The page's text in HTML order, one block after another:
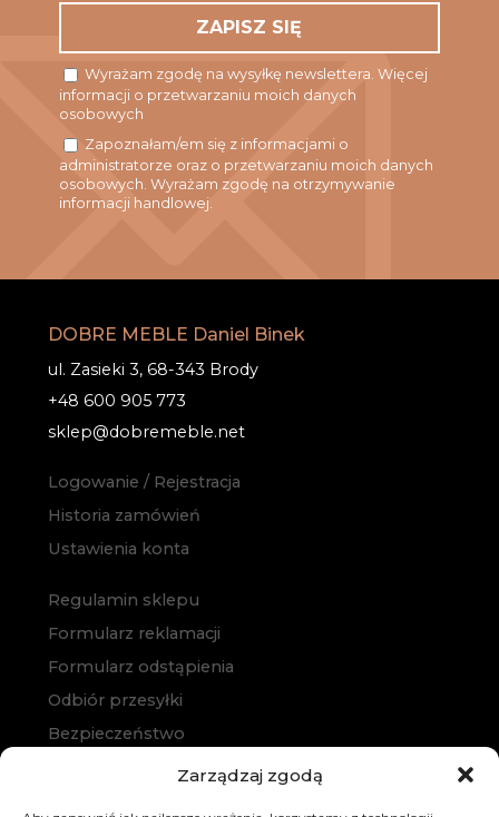
Zarządzaj zgodą
Wyrażam zgodę na wysyłkę newslettera. Więcej
informacji o przetwarzaniu moich danych
osobowych
Zapoznałam/em się z informacjami o
administratorze oraz o przetwarzaniu moich danych
osobowych. Wyrażam zgodę na otrzymywanie
informacji handlowej.
DOBRE MEBLE Daniel Binek
ul. Zasieki 3, 68-343 Brody
+48 600 905 773
sklep@dobremeble.net
Logowanie / Rejestracja
Historia zamówień
Ustawienia konta
Regulamin sklepu
Formularz reklamacji
Formularz odstąpienia
Odbiór przesyłki
Bezpieczeństwo
Polityka prywatności